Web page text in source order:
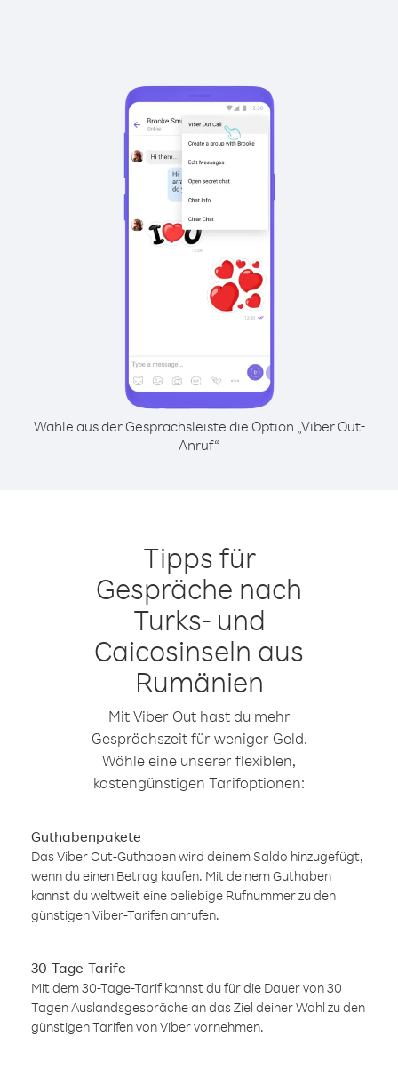
Wähle aus der Gesprächsleiste die Option „Viber Out-
Anruf“
Tipps für
Gespräche nach
Turks- und
Caicosinseln aus
Rumänien
Mit Viber Out hast du mehr
Gesprächszeit für weniger Geld.
Wähle eine unserer flexiblen,
kostengünstigen Tarifoptionen:
Guthabenpakete
Das Viber Out-Guthaben wird deinem Saldo hinzugefügt,
wenn du einen Betrag kaufen. Mit deinem Guthaben
kannst du weltweit eine beliebige Rufnummer zu den
günstigen Viber-Tarifen anrufen.
30-Tage-Tarife
Mit dem 30-Tage-Tarif kannst du für die Dauer von 30
Tagen Auslandsgespräche an das Ziel deiner Wahl zu den
günstigen Tarifen von Viber vornehmen.